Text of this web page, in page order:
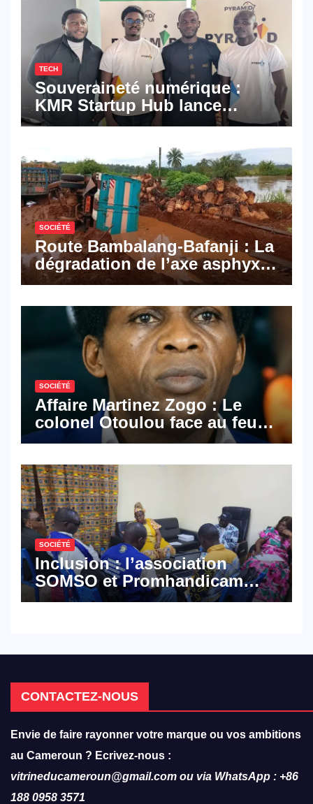
TECH
Souveraineté numérique :
KMR Startup Hub lance
Pyramid Browser et Pyramid
numériques made in
Cameroon
SOCIÉTÉ
Route Bambalang-Bafanji : La
dégradation de l’axe asphyxie
les activités économiques
SOCIÉTÉ
Affaire Martinez Zogo : Le
colonel Otoulou face au feu
croisé des avocats de la
SOCIÉTÉ
Inclusion : l’association
SOMSO et Promhandicam
militent en faveur d’une
CONTACTEZ-NOUS
Envie de faire rayonner votre marque ou vos ambitions
au Cameroun ? Ecrivez-nous :
vitrineducameroun@gmail.com ou via WhatsApp : +86
188 0958 3571